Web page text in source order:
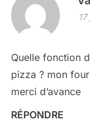
Quelle fonction
pizza ? mon
merci d’avance
RÉPONDRE